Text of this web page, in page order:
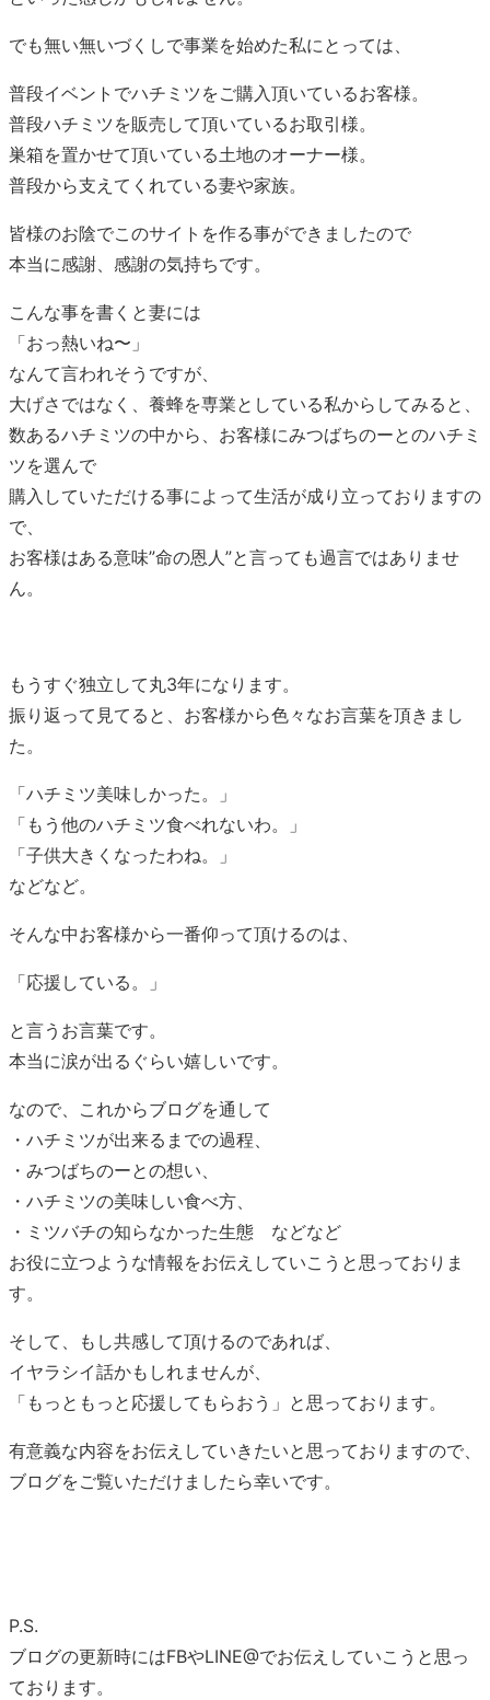
でも無い無いづくしで事業を始めた私にとっては、
普段イベントでハチミツをご購入頂いているお客様。
普段ハチミツを販売して頂いているお取引様。
巣箱を置かせて頂いている土地のオーナー様。
普段から支えてくれている妻や家族。
皆様のお陰でこのサイトを作る事ができましたので
本当に感謝、感謝の気持ちです。
こんな事を書くと妻には
「おっ熱いね〜」
なんて言われそうですが、
大げさではなく、養蜂を専業としている私からしてみると、
数あるハチミツの中から、お客様にみつばちのーとのハチミ
ツを選んで
購入していただける事によって生活が成り立っておりますの
で、
お客様はある意味”命の恩人”と言っても過言ではありませ
ん。
もうすぐ独立して丸3年になります。
振り返って見てると、お客様から色々なお言葉を頂きまし
た。
「ハチミツ美味しかった。」
「もう他のハチミツ食べれないわ。」
「子供大きくなったわね。」
などなど。
そんな中お客様から一番仰って頂けるのは、
「応援している。」
と言うお言葉です。
本当に涙が出るぐらい嬉しいです。
なので、これからブログを通して
・ハチミツが出来るまでの過程、
・みつばちのーとの想い、
・ハチミツの美味しい食べ方、
・ミツバチの知らなかった生態 などなど
お役に立つような情報をお伝えしていこうと思っておりま
す。
そして、もし共感して頂けるのであれば、
イヤラシイ話かもしれませんが、
「もっともっと応援してもらおう」と思っております。
有意義な内容をお伝えしていきたいと思っておりますので、
ブログをご覧いただけましたら幸いです。
P.S.
ブログの更新時にはFBやLINE@でお伝えしていこうと思っ
ております。